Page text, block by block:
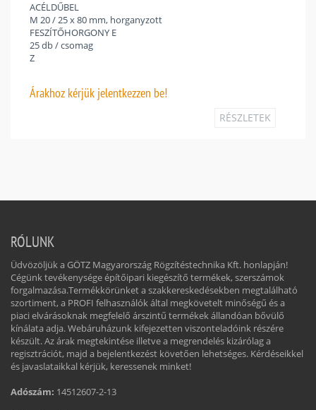
ACÉLDŰBEL
M 20 / 25 x 80 mm, horganyzott
FESZÍTŐHORGONY E
25 db / csomag
Z
Árakhoz kérjük jelentkezzen be!
RÉSZLETEK
RÓLUNK
Üdvözöljük a GÖTZ Magyarország Rögzítéstechnika Kft. honlapján!
Cégünk tevékenysége építőipari kiegészítő termékek, szerszámok
forgalmazása.Termékkörünket a szakkereskedésekben megtalálható
szortiment, a PROFI felhasználók által megkövetelt minőségű és a
piaci elvárásoknak megfelelő árszintű termékek állandóan bővülő
kínálata adja. Webáruházunk kifejezetten viszonteladóink részére
készült. Az árak megtekintése illetve a megrendelés kizárólag a
regisztrációt, majd a bejelentkezést követően lehetséges. Kérdéseikkel
és javaslataikkal kérjük, keressenek minket!
Adószám: 14512607-2-13